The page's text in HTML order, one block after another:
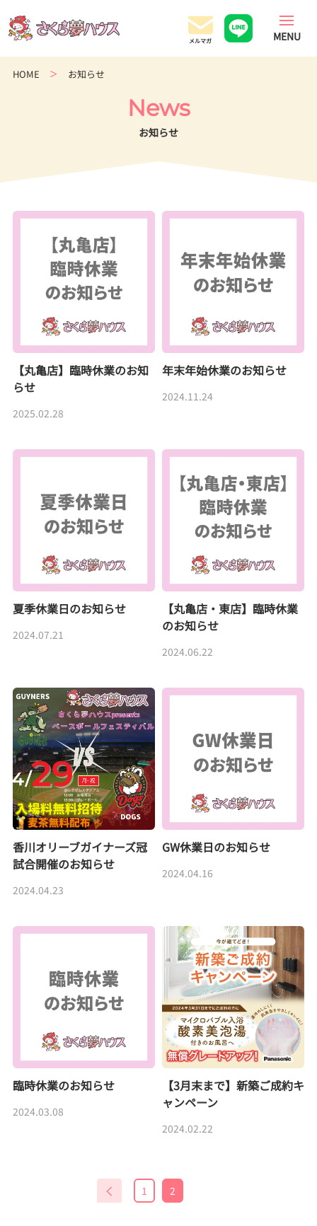
の
専
HOME お知らせ
News
お知らせ
【丸亀店】臨時休業のお知
らせ
2025.02.28
年末年始休業のお知らせ
2024.11.24
夏季休業日のお知らせ
2024.07.21
【丸亀店・東店】臨時休業
のお知らせ
2024.06.22
香川オリーブガイナーズ冠
試合開催のお知らせ
2024.04.23
GW休業日のお知らせ
2024.04.16
臨時休業のお知らせ
2024.03.08
【3月末まで】新築ご成約キ
ャンペーン
2024.02.22
1 2